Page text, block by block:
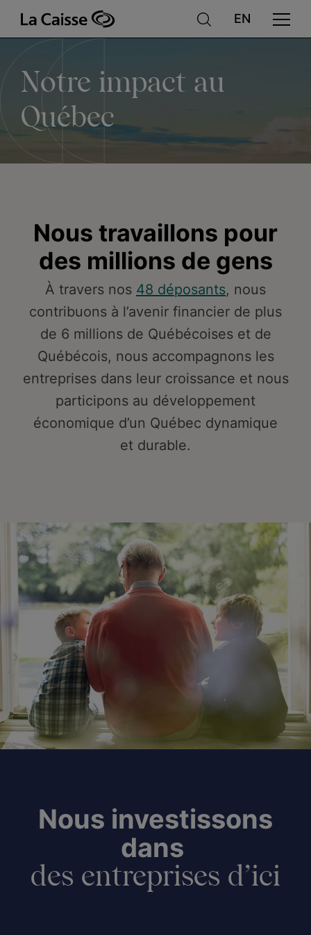
principalNotre
impact
au
Québec
Notre impact au
Québec
Nous travaillons pour
des millions de gens
À travers nos 48 déposants, nous
contribuons à l’avenir financier de plus
de 6 millions de Québécoises et de
Québécois, nous accompagnons les
entreprises dans leur croissance et nous
participons au développement
économique d’un Québec dynamique
et durable.
Nous investissons
dans
des entreprises d’ici